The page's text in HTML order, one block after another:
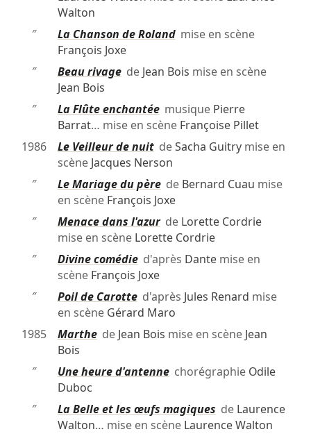
Walton
″
La Chanson de Rolandmise en scène
François Joxe
″
Beau rivagede Jean Bois mise en scène
Jean Bois
″
La Flûte enchantéemusique Pierre
Barrat… mise en scène Françoise Pillet
1986
Le Veilleur de nuitdeSacha Guitrymise en
scène Jacques Nerson
″
Le Mariage du pèrede Bernard Cuau mise
en scène François Joxe
″
Menace dans l'azurde Lorette Cordrie
mise en scène Lorette Cordrie
″
Divine comédied'après Dantemise en
scène François Joxe
″
Poil de Carotted'après Jules Renard mise
en scène Gérard Maro
1985
Marthede Jean Bois mise en scène Jean
Bois
″
Une heure d'antennechorégraphie Odile
Duboc
″
La Belle et les œufs magiques de Laurence
Walton… mise en scène Laurence Walton